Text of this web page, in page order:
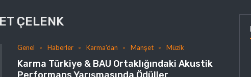
ÇELENK
Genel Haberler Karma'dan Manşet Müzik
Karma Türkiye & BAU Ortaklığındaki Akustik